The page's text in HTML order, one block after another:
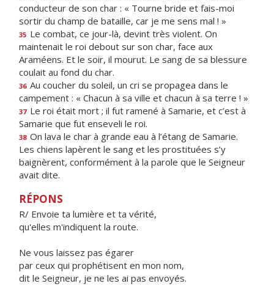
conducteur de son char : « Tourne bride et fais-moi
sortir du champ de bataille, car je me sens mal ! »
35 Le combat, ce jour-là, devint très violent. On
maintenait le roi debout sur son char, face aux
Araméens. Et le soir, il mourut. Le sang de sa blessure
coulait au fond du char.
36 Au coucher du soleil, un cri se propagea dans le
campement : « Chacun à sa ville et chacun à sa terre ! »
37 Le roi était mort ; il fut ramené à Samarie, et c’est à
Samarie que fut enseveli le roi.
38 On lava le char à grande eau à l’étang de Samarie.
Les chiens lapèrent le sang et les prostituées s’y
baignèrent, conformément à la parole que le Seigneur
avait dite.
RÉPONS
R/ Envoie ta lumière et ta vérité,
qu'elles m'indiquent la route.
Ne vous laissez pas égarer
par ceux qui prophétisent en mon nom,
dit le Seigneur, je ne les ai pas envoyés.